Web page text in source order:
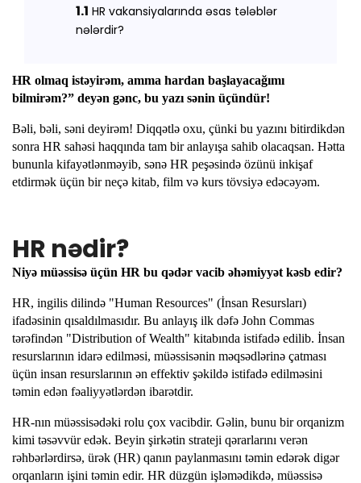
1.1 HR vakansiyalarında əsas tələblər
nələrdir?
HR olmaq istəyirəm, amma hardan başlayacağımı
bilmirəm?” deyən gənc, bu yazı sənin üçündür!
Bəli, bəli, səni deyirəm! Diqqətlə oxu, çünki bu yazını bitirdikdən
sonra HR sahəsi haqqında tam bir anlayışa sahib olacaqsan. Hətta
bununla kifayətlənməyib, sənə HR peşəsində özünü inkişaf
etdirmək üçün bir neçə kitab, film və kurs tövsiyə edəcəyəm.
HR nədir?
Niyə müəssisə üçün HR bu qədər vacib əhəmiyyət kəsb edir?
HR, ingilis dilində "Human Resources" (İnsan Resursları)
ifadəsinin qısaldılmasıdır. Bu anlayış ilk dəfə John Commas
tərəfindən "Distribution of Wealth" kitabında istifadə edilib. İnsan
resurslarının idarə edilməsi, müəssisənin məqsədlərinə çatması
üçün insan resurslarının ən effektiv şəkildə istifadə edilməsini
təmin edən fəaliyyətlərdən ibarətdir.
HR-nın müəssisədəki rolu çox vacibdir. Gəlin, bunu bir orqanizm
kimi təsəvvür edək. Beyin şirkətin strateji qərarlarını verən
rəhbərlərdirsə, ürək (HR) qanın paylanmasını təmin edərək digər
orqanların işini təmin edir. HR düzgün işləmədikdə, müəssisə